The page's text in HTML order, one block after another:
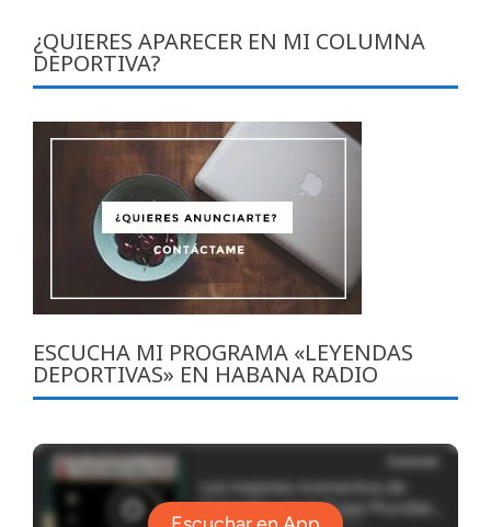
¿QUIERES APARECER EN MI COLUMNA
DEPORTIVA?
ESCUCHA MI PROGRAMA «LEYENDAS
DEPORTIVAS» EN HABANA RADIO